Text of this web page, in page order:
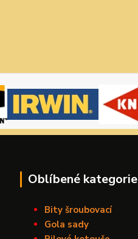
Oblíbené kategorie
Bity šroubovací
Gola sady